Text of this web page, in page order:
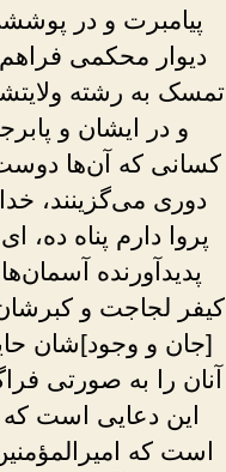
پیامبرت و در
دیوار محکمی
تمسک به رشته
و در ایشان و
کسانی که آن‌ها دوست
دوری می‌گزینند،
پروا دارم پناه ده،
پدیدآورنده
کیفر لجاجت و
[جان و وجود]شان
آنان را به صورتی
این دعایى است
است که